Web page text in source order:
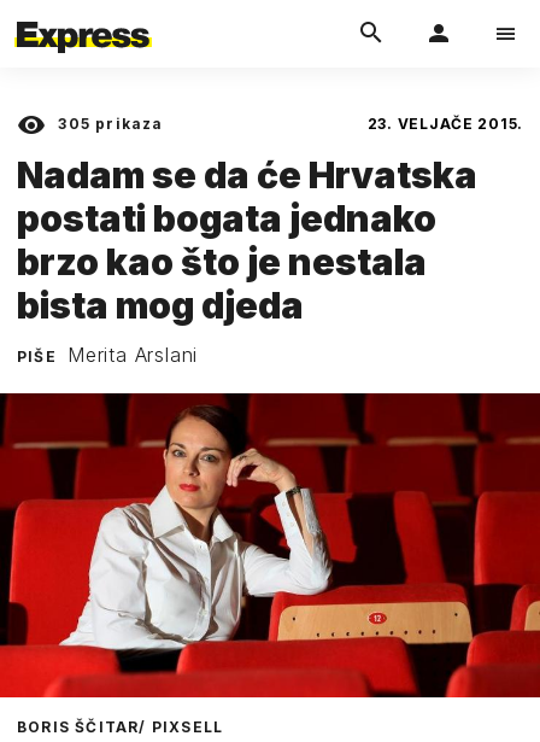
305 prikaza 23. VELJAČE 2015.
Nadam se da će Hrvatska
postati bogata jednako
brzo kao što je nestala
bista mog djeda
PIŠE Merita Arslani
BORIS ŠČITAR/ PIXSELL